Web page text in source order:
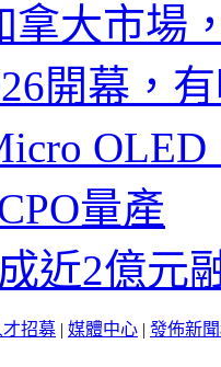
拿大市場
開幕，
量產
近2億元
才招募 | 媒體中心 | 發佈新